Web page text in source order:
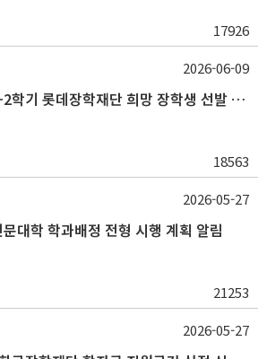
17926
★기한연장★2026-2학기 롯데장학재단 희망 장학생 선발 안내(~6/15
18563
2026-06-09
대학 학과배정 전형 시행 계획 알림
21253
2026-05-27
2026-05-27